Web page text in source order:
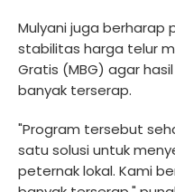
Mulyani juga
stabilitas harga telur
Gratis (MBG) agar
banyak terserap.
"Program tersebut
satu solusi untuk
peternak lokal. Kami